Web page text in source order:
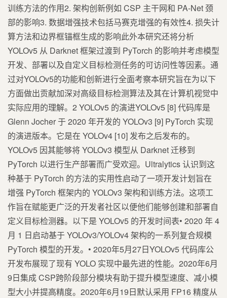
训练方法的作用2. 架构创新例如 CSP 主干网和 PA-Net 颈
部的影响3. 数据增强技术包括马赛克增强的有效性4. 损失计
算方法和边界框锚框生成的影响此外本研究还将分析
YOLOv5 从 Darknet 框架过渡到 PyTorch 的影响并考虑模型
开发、部署以及自定义目标检测任务的可访问性等因素。通
过对YOLOv5的功能和创新进行全面考察本研究旨在为以下
方面做出贡献加深对高级目标检测算法及其在计算机视觉中
实际应用的理解。2 YOLOv5 的演进YOLOv5 [8] 代码库是
Glenn Jocher 于 2020 年开发的 YOLOv3 [9] PyTorch 实现
的演进版本。它是在 YOLOv4 [10] 发布之后发布的。
YOLOv5 因其能够将 YOLOv3 模型从 Darknet 迁移到
PyTorch 以进行生产部署而广受欢迎。Ultralytics 认识到这
种基于 PyTorch 的方法的实用性启动了一项开发计划旨在
增强 PyTorch 框架内的 YOLOv3 架构和训练方法。这项工
作旨在赋能更广泛的开发者社区以便他们能够创建和部署自
定义目标检测器。以下是 YOLOv5 的开发时间表• 2020 年 4
月 1 日启动基于 YOLOv3/YOLOv4 架构的一系列复合规模
PyTorch 模型的开发。• 2020年5月27日YOLOv5 代码库公
开发布展现了现有 YOLO 实现中最先进的性能。2020年6月
9日集成 CSP跨阶段部分模块有助于提升模型速度、减小模
型大小并提高精度。2020年6月19日默认采用 FP16 精度从